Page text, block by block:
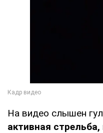
На видео слышен
активная стрельба,